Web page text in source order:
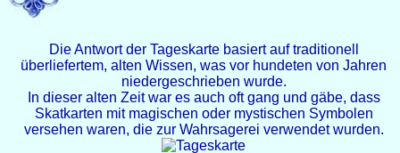
Die Antwort der Tageskarte basiert auf traditionell
überliefertem, alten Wissen, was vor hundeten von Jahren
niedergeschrieben wurde.
In dieser alten Zeit war es auch oft gang und gäbe, dass
Skatkarten mit magischen oder mystischen Symbolen
versehen waren, die zur Wahrsagerei verwendet wurden.